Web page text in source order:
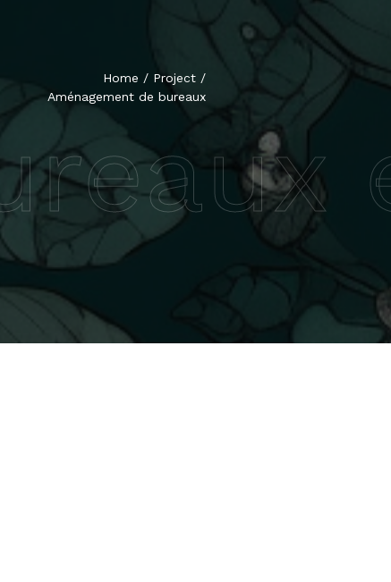
Home / Project /
Aménagement de bureaux